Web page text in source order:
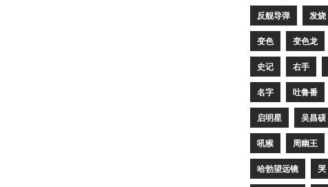
反舰导弹 发烧
变色 变色龙
史记 右手
名字 吐鲁番
启明星 吴昌硕
吼猴 周幽王
哈勃望远镜 哭